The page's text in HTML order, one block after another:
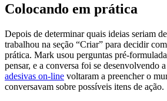
Colocando em prática
Depois de determinar quais ideias seriam
trabalhou na seção “Criar” para decidir
prática. Mark usou perguntas pré-
pensar, e a conversa foi se desenvolvendo
adesivas on-line voltaram a preencher o
conversavam sobre possíveis itens de ação.